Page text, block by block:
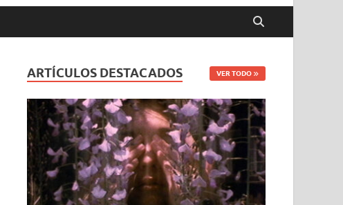
ARTÍCULOS DESTACADOS VER TODO